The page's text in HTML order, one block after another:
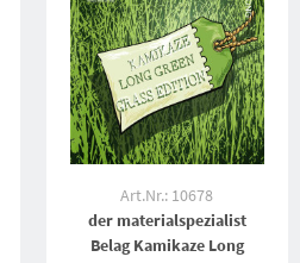
Art.Nr.: 10678
der materialspezialist
Belag Kamikaze Long